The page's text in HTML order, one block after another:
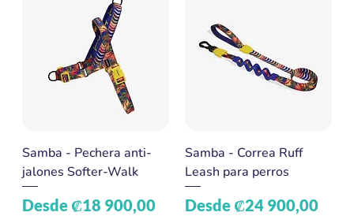
Samba - Pechera anti-
jalones Softer-Walk
Desde ₡18 900,00
Precio de oferta
Samba - Correa Ruff
Leash para perros
Desde ₡24 900,00
Precio de oferta